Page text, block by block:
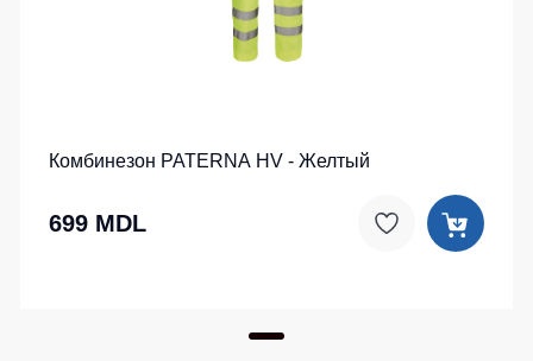
Комбинезон PATERNA HV - Желтый
699 MDL